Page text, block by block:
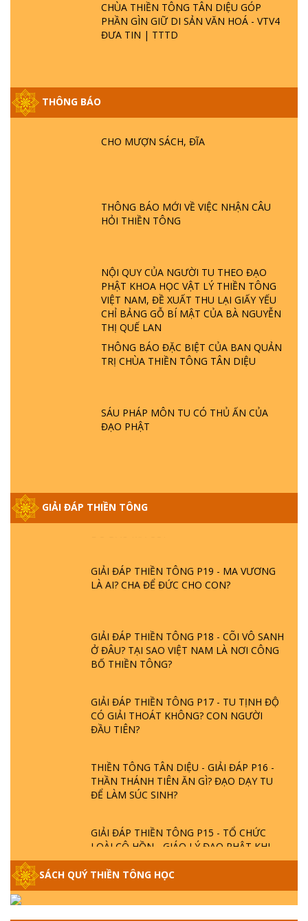
CHÙA THIỀN TÔNG TÂN DIỆU GÓP
PHẦN GÌN GIỮ DI SẢN VĂN HOÁ - VTV4
ĐƯA TIN | TTTD
THÔNG BÁO
CHO MƯỢN SÁCH, ĐĨA
THÔNG BÁO MỚI VỀ VIỆC NHẬN CÂU
HỎI THIỀN TÔNG
NỘI QUY CỦA NGƯỜI TU THEO ĐẠO
PHẬT KHOA HỌC VẬT LÝ THIỀN TÔNG
VIỆT NAM, ĐỀ XUẤT THU LẠI GIẤY YẾU
CHỈ BẢNG GỖ BÍ MẬT CỦA BÀ NGUYỄN
THỊ QUẾ LAN
THÔNG BÁO ĐẶC BIỆT CỦA BAN QUẢN
TRỊ CHÙA THIỀN TÔNG TÂN DIỆU
SÁU PHÁP MÔN TU CÓ THỦ ẤN CỦA
ĐẠO PHẬT
GIẢI ĐÁP THIỀN TÔNG
GIẢI ĐÁP ĐẶC BIỆT P25 - SUỐT 49 NĂM
PHẬT KHÔNG NÓI? HỘI LONG HOA LÀ
HỘI GÌ? TỬ VÌ ĐẠO
PHẬT GIỚI CÓ THỜI GIAN KHÔNG? |
TTTD
LÀ AI? QUỶ SA TĂNG? | TTTD
GIẢI ĐÁP THIỀN TÔNG ĐẶC BIỆT P22 - TẠI
SAO TRÁI ĐẤT NHIỀU THIÊN TAI - LŨ LỤT
- HỎA HOẠN | TTTD
GIẢI ĐÁP THIỀN TÔNG ĐẶC BIỆT P21 - TẠI
GIẢI ĐÁP VỀ LỄ TIỄN THIỀN TÔNG SƯ
GIẢI ĐÁP THIỀN TÔNG ĐẶC BIỆT PHẦN 20
- BÁC NGUYỄN NHÂN LÀ AI? PHIỀN NÃO
DO ĐÂU MÀ CÓ?
GIẢI ĐÁP THIỀN TÔNG P19 - MA VƯƠNG
LÀ AI? CHA ĐỂ ĐỨC CHO CON?
GIẢI ĐÁP THIỀN TÔNG P18 - CÕI VÔ SANH
Ở ĐÂU? TẠI SAO VIỆT NAM LÀ NƠI CÔNG
BỐ THIỀN TÔNG?
GIẢI ĐÁP THIỀN TÔNG P17 - TU TỊNH ĐỘ
CÓ GIẢI THOÁT KHÔNG? CON NGƯỜI
ĐẦU TIÊN?
THIỀN TÔNG TÂN DIỆU - GIẢI ĐÁP P16 -
THẦN THÁNH TIÊN ĂN GÌ? ĐẠO DẠY TU
ĐỂ LÀM SÚC SINH?
GIẢI ĐÁP THIỀN TÔNG P15 - TỔ CHỨC
LOÀI CÔ HỒN - GIÁO LÝ ĐẠO PHẬT KHI
GIẢI ĐÁP THIỀN TÔNG ĐẶC BIỆT - P14 -
NGUỒN GỐC ÂM LỊCH DƯƠNG LỊCH -
SÁCH QUÝ THIỀN TÔNG HỌC